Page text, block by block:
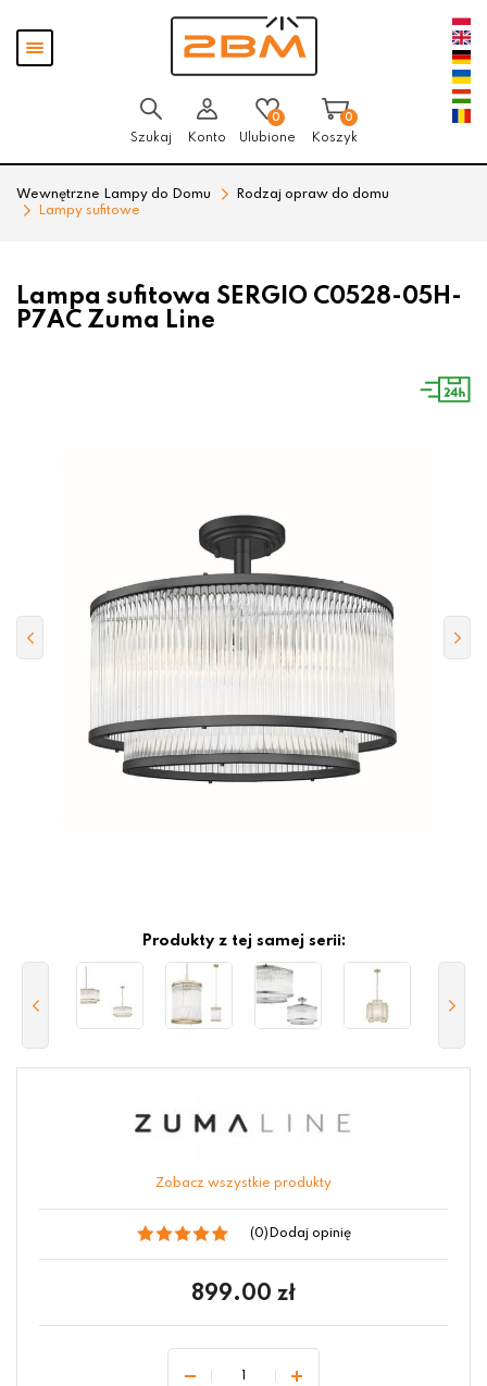
Pokaż
menu
Szukaj Konto
0
Ulubione
0
Koszyk
Wewnętrzne Lampy do Domu
Rodzaj opraw do domu
Lampy sufitowe
Lampa sufitowa SERGIO C0528-05H-
P7AC Zuma Line
Produkty z tej samej serii:
Zobacz wszystkie produkty
(0) Dodaj opinię
899.00 zł